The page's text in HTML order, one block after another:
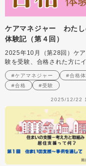
ケアマネジャー わたし
体験記（第４回）
2025年10月（第28回）ケ
験を受験、合格された方にイ
ュー
#ケアマネジャー
#合格
#合格
#受験
2025/12/22